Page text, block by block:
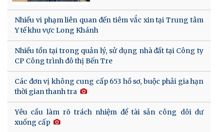
Nhiều vi phạm liên quan đến tiêm vắc xin tại Trung tâm
Y tế khu vực Long Khánh
Nhiều tồn tại trong quản lý, sử dụng nhà đất tại Công ty
CP Công trình đô thị Bến Tre
Các đơn vị không cung cấp 653 hồ sơ, buộc phải gia hạn
thời gian thanh tra
Yêu cầu làm rõ trách nhiệm để tài sản công dôi dư
xuống cấp